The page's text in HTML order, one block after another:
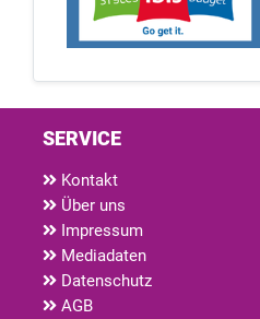
SERVICE
Kontakt
Über uns
Impressum
Mediadaten
Datenschutz
AGB